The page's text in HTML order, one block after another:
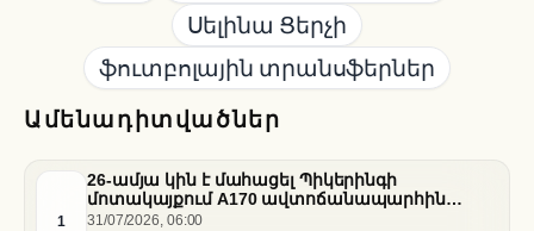
Ամենադիտվածներ
1
26-ամյա կին է մահացել Պիկերինգի
մոտակայքում A170 ավտոճանապարհին
տեղի ունեցած վթարի հետևանքով
31/07/2026, 06:00
Սելինա Ցերչի
ֆուտբոլային տրանսֆերներ